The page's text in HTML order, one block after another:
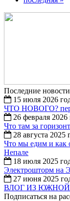
Последние новости
15 июля 2026
ЧТО НОВОГО?
26 февраля 2026
Что там за
28 августа 2025
Что мы едим и как
Непале
18 июля 2025
Электрошторм на
27 июня 2025
ВЛОГ ИЗ
Подписаться на